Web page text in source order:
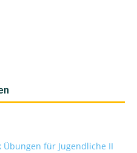
für Jugendliche II